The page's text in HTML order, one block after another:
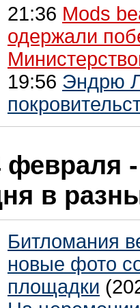
21:36 Mods
одержали
19:56 Эндрю
февраля -
в
Битломания
новые фото
площадки